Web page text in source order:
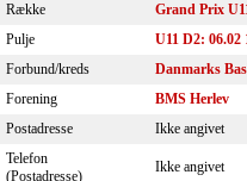
Række
Grand Prix
Pulje
U11 D2: 06.02
Forbund/kreds
Danmarks
Forening
BMS Herlev
Postadresse
Ikke angivet
Telefon
(Postadresse)
Ikke angivet